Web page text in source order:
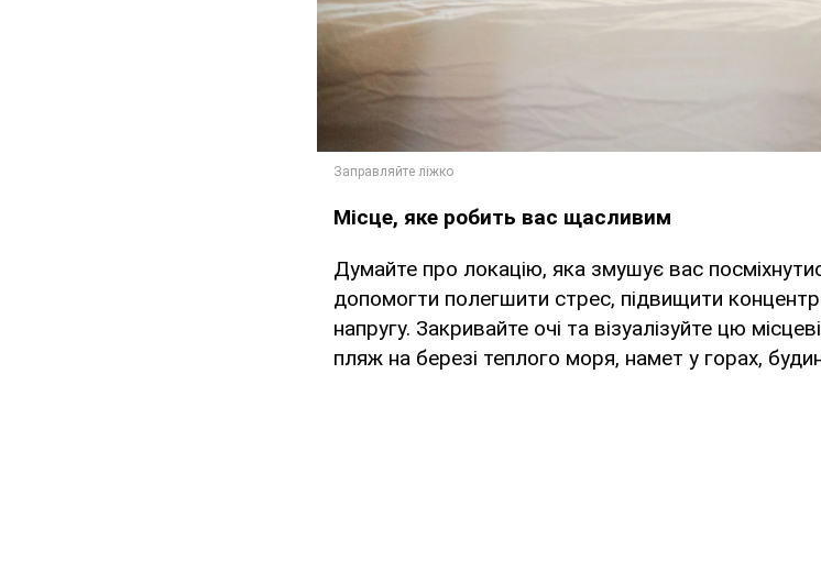
Місце, яке робить вас щасливим
Думайте про локацію, яка змушує вас
допомогти полегшити стрес, підвищити
напругу. Закривайте очі та візуалізуйте цю
пляж на березі теплого моря, намет у горах,